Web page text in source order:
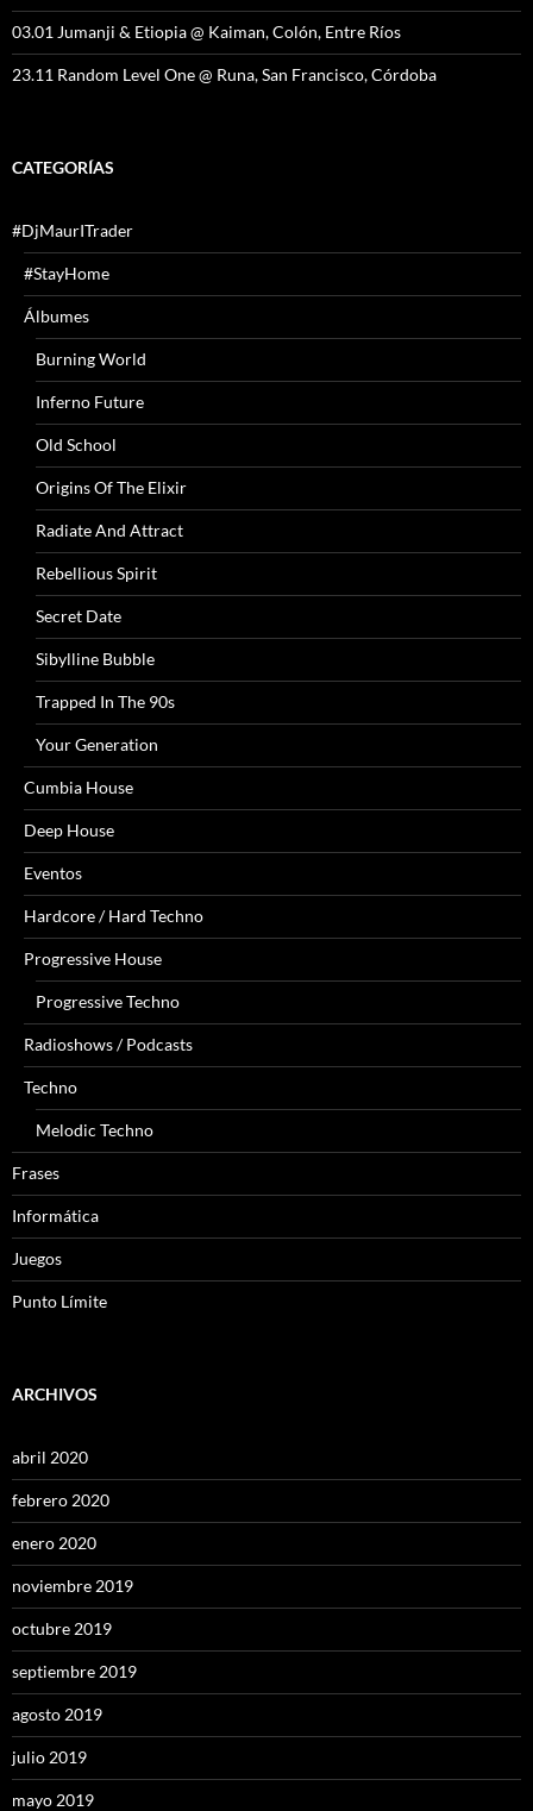
03.01 Jumanji & Etiopia @ Kaiman, Colón, Entre Ríos
23.11 Random Level One @ Runa, San Francisco, Córdoba
CATEGORÍAS
#DjMaurITrader
#StayHome
Álbumes
Burning World
Inferno Future
Old School
Origins Of The Elixir
Radiate And Attract
Rebellious Spirit
Secret Date
Sibylline Bubble
Trapped In The 90s
Your Generation
Cumbia House
Deep House
Eventos
Hardcore / Hard Techno
Progressive House
Progressive Techno
Radioshows / Podcasts
Techno
Melodic Techno
Frases
Informática
Juegos
Punto Límite
ARCHIVOS
abril 2020
febrero 2020
enero 2020
noviembre 2019
octubre 2019
septiembre 2019
agosto 2019
julio 2019
mayo 2019